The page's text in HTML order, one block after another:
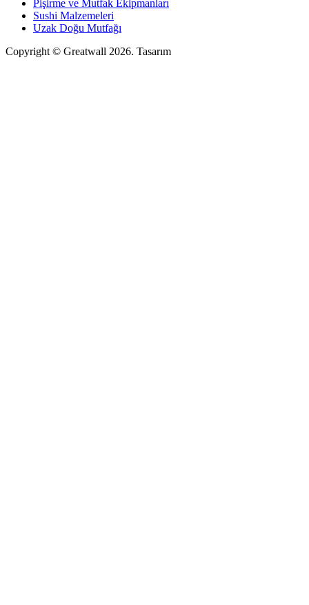
Pişirme ve Mutfak Ekipmanları
Sushi Malzemeleri
Uzak Doğu Mutfağı
Copyright © Greatwall 2026. Tasarım